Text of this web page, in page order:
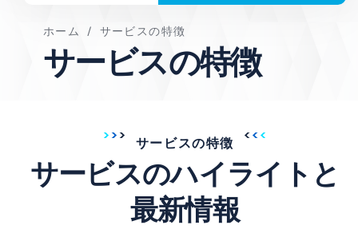
ホーム / サービスの特徴
サービスの特徴
サービスの特徴
サービスのハイライトと
最新情報